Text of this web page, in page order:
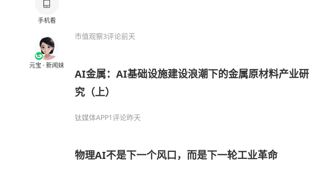
手机看
元宝 · 新闻妹
市值观察3评论前天
AI金属：AI基础设施建设浪潮下的金属原材料产业研
究（上）
钛媒体APP1评论昨天
物理AI不是下一个风口，而是下一轮工业革命